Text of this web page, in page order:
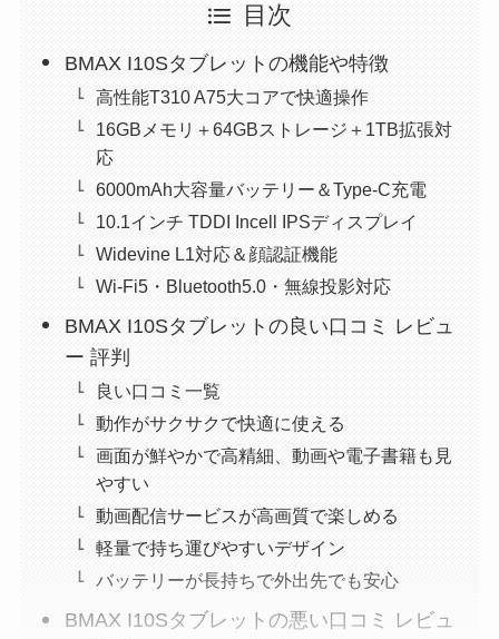
目次
BMAX I10Sタブレットの機能や特徴
高性能T310 A75大コアで快適操作
16GBメモリ＋64GBストレージ＋1TB拡張対
応
6000mAh大容量バッテリー＆Type-C充電
10.1インチ TDDI Incell IPSディスプレイ
Widevine L1対応＆顔認証機能
Wi-Fi5・Bluetooth5.0・無線投影対応
BMAX I10Sタブレットの良い口コミ レビュ
ー 評判
良い口コミ一覧
動作がサクサクで快適に使える
画面が鮮やかで高精細、動画や電子書籍も見
やすい
動画配信サービスが高画質で楽しめる
軽量で持ち運びやすいデザイン
バッテリーが長持ちで外出先でも安心
BMAX I10Sタブレットの悪い口コミ レビュ